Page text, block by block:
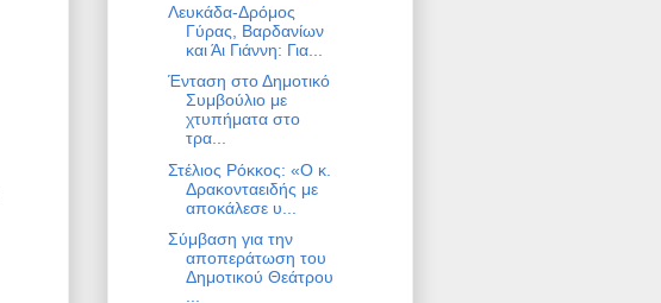
Λευκάδα-Δρόμος
Γύρας, Βαρδανίων
και Άι Γιάννη: Για...
Ένταση στο Δημοτικό
Συμβούλιο με
χτυπήματα στο
τρα...
Στέλιος Ρόκκος: «Ο κ.
Δρακονταειδής με
αποκάλεσε υ...
Σύμβαση για την
αποπεράτωση του
Δημοτικού Θεάτρου